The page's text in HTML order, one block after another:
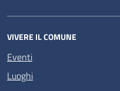
VIVERE IL COMUNE
Eventi
Luoghi